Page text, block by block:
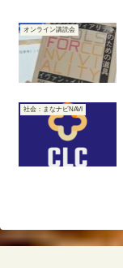
オンライン講読会
社会：まなナビNAVI